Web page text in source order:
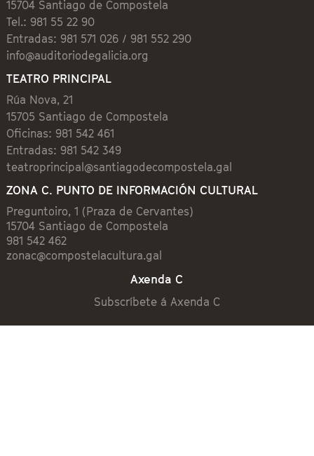
15704 Santiago de Compostela
Tel.: 981 55 22 90
Entradas: 981 571 026 / 981 552 290
info@auditoriodegalicia.org
TEATRO PRINCIPAL
Rúa Nova, 21
15705 Santiago de Compostela
Oficinas: 981 542 461
Entradas: 981 542 349
teatroprincipal@santiagodecompostela.gal
ZONA C. PUNTO DE INFORMACIÓN CULTURAL
Preguntoiro, 1 (Praza de Cervantes)
15704 Santiago de Compostela
981 542 462
zonac@compostelacultura.gal
Axenda C
Subscríbete á Axenda C